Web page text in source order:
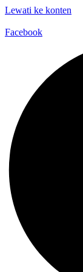
Lewati ke konten
Facebook